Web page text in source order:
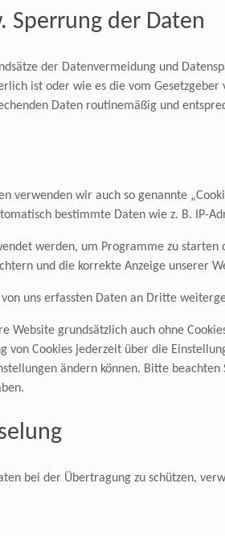
Sperrung der Daten
der Datenvermeidung und
ist oder wie es die vom
Daten routinemäßig und
verwenden wir auch so genannte
bestimmte Daten wie z. B. IP-
werden, um Programme zu
und die korrekte Anzeige unserer
von uns erfassten Daten an Dritte
Website grundsätzlich auch ohne
von Cookies jederzeit über die
ändern können. Bitte
bei der Übertragung zu schützen,